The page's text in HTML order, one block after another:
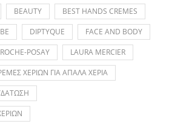
BEAUTY
BEST HANDS CREMES
DIPTYQUE
FACE AND BODY
POSAY
LAURA MERCIER
ΧΕΡΙΩΝ ΓΙΑ ΑΠΑΛΑ ΧΕΡΙΑ